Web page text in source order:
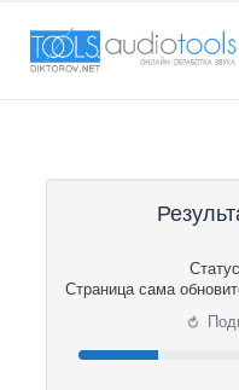
Страница сама
⟳